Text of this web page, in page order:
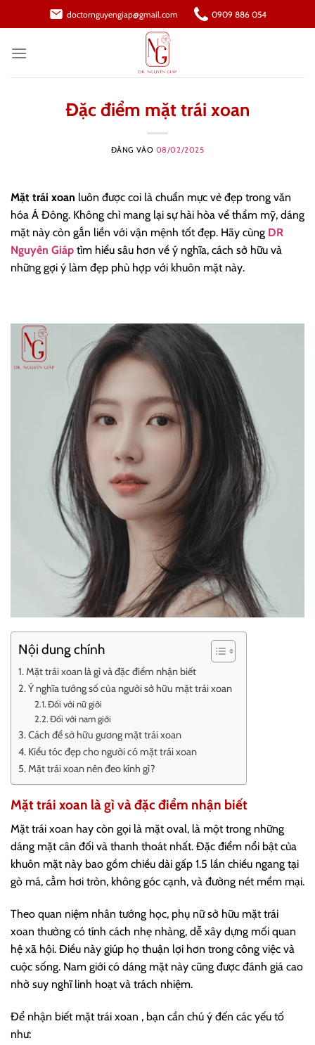
qua
dung
doctornguyengiap@gmail.com 0909 886 054
Đặc điểm mặt trái xoan
ĐĂNG VÀO 08/02/2025
Mặt trái xoan luôn được coi là chuẩn mực vẻ đẹp trong văn
hóa Á Đông. Không chỉ mang lại sự hài hòa về thẩm mỹ, dáng
mặt này còn gắn liền với vận mệnh tốt đẹp. Hãy cùng DR
Nguyên Giáp tìm hiểu sâu hơn về ý nghĩa, cách sở hữu và
những gợi ý làm đẹp phù hợp với khuôn mặt này.
Nội dung chính
Mặt trái xoan là gì và đặc điểm nhận biết
Ý nghĩa tướng số của người sở hữu mặt trái xoan
Đối với nữ giới
Đối với nam giới
Cách để sở hữu gương mặt trái xoan
Kiểu tóc đẹp cho người có mặt trái xoan
Mặt trái xoan nên đeo kính gì?
Mặt trái xoan là gì và đặc điểm nhận biết
Mặt trái xoan hay còn gọi là mặt oval, là một trong những
dáng mặt cân đối và thanh thoát nhất. Đặc điểm nổi bật của
khuôn mặt này bao gồm chiều dài gấp 1.5 lần chiều ngang tại
gò má, cằm hơi tròn, không góc cạnh, và đường nét mềm mại.
Theo quan niệm nhân tướng học, phụ nữ sở hữu mặt trái
xoan thường có tính cách nhẹ nhàng, dễ xây dựng mối quan
hệ xã hội. Điều này giúp họ thuận lợi hơn trong công việc và
cuộc sống. Nam giới có dáng mặt này cũng được đánh giá cao
nhờ suy nghĩ linh hoạt và trách nhiệm.
Để nhận biết mặt trái xoan , bạn cần chú ý đến các yếu tố
như: